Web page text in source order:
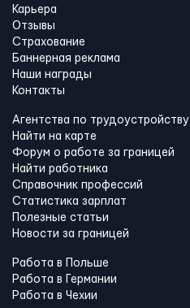
Карьера
Отзывы
Страхование
Баннерная реклама
Наши награды
Контакты
Агентства по трудоустройству
Найти на карте
Форум о работе за границей
Найти работника
Справочник профессий
Статистика зарплат
Полезные статьи
Новости за границей
Работа в Польше
Работа в Германии
Работа в Чехии